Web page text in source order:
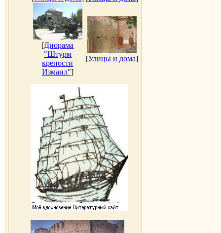
[Диорама
"Штурм
крепости
Измаил"]
[Улицы и дома]